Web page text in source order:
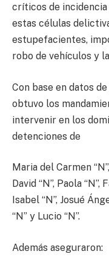
críticos de
estas células
estupefacientes,
robo de vehículos y
Con base en datos
obtuvo los
intervenir en los
detenciones de
Maria del Carmen
David “N”, Paola “N”,
Isabel “N”, Josué
“N” y Lucio “N”.
Además aseguraron: